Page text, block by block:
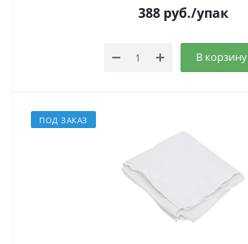
388руб./упак
В корзину
ПОД ЗАКАЗ